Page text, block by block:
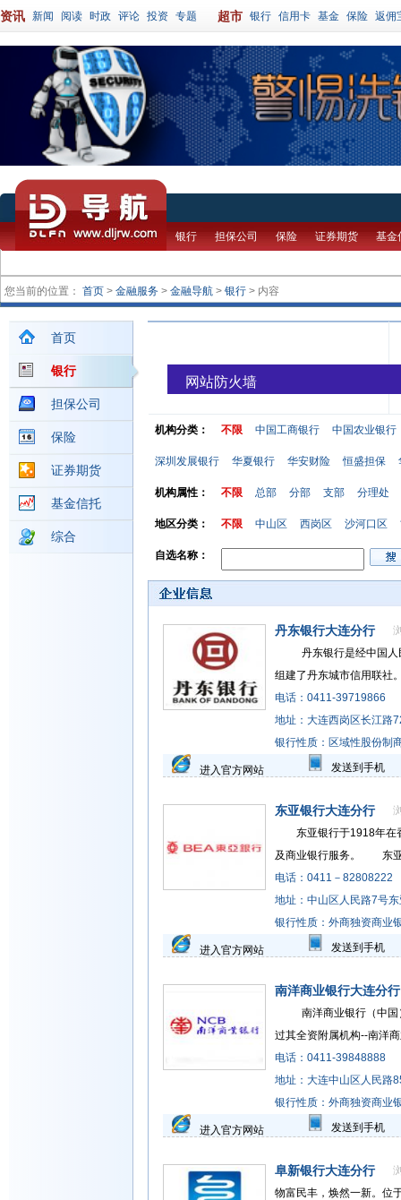
资讯 新闻 阅读 时政 评论 投资 专题 超市 银行 信用卡 基金 保险 返佣
银行 担保公司 保险 证券期货 基金
您当前的位置： 首页 > 金融服务 > 金融导航 > 银行 > 内容
首页
银行
担保公司
保险
证券期货
基金信托
综合
机构分类： 不限 中国工商银行 中国农业银行
深圳发展银行 华夏银行 华安财险 恒盛担保
机构属性： 不限 总部 分部 支部 分理处
地区分类： 不限 中山区 西岗区 沙河口区
自选名称：
丹东银行大连分行
丹东银行是经中国人民
组建了丹东城市信用联社
电话：0411-39719866
地址：大连西岗区长江路
银行性质：区域性股份制
进入官方网站 发送到手机
东亚银行大连分行
东亚银行于1918年在香
及商业银行服务。 东
电话：0411－82808222
地址：中山区人民路7号
银行性质：外商独资商业
进入官方网站 发送到手机
南洋商业银行大连分行
南洋商业银行（中国）
过其全资附属机构--南洋
电话：0411-39848888
地址：大连中山区人民路
银行性质：外商独资商业
进入官方网站 发送到手机
阜新银行大连分行
物富民丰，焕然一新。位